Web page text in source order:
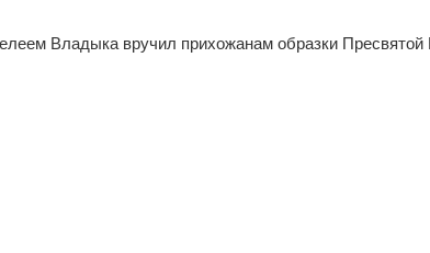
Владыка вручил прихожанам образки